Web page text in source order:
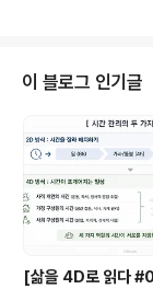
거부할 수 없는 매력에
고 있었지만, 근처 다른
고 있기도 한 황보령밴
어쩌면 앞의 두 공연이
게 된 건 아닐까도 싶
악기를 이용한 실험적 음
이 블로그 인기글
[삶을 4D로 읽다